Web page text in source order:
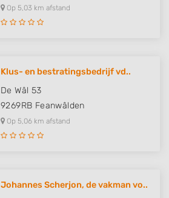
Op 5,03 km afstand
Klus- en bestratingsbedrijf vd..
De Wâl 53
9269RB Feanwâlden
Op 5,06 km afstand
Johannes Scherjon, de vakman vo..